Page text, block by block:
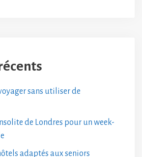
sans utiliser de
de Londres pour un week-
adaptés aux seniors